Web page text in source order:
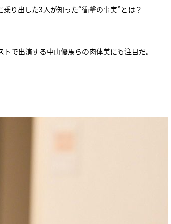
り出した3人が知った“衝撃の事実”とは？
で出演する中山優馬らの肉体美にも注目だ。